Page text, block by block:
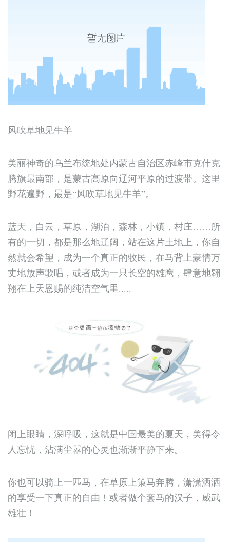
风吹草地见牛羊
美丽神奇的乌兰布统地处内蒙古自治区赤峰市克什克
腾旗最南部，是蒙古高原向辽河平原的过渡带。这里
野花遍野，最是“风吹草地见牛羊”。
蓝天，白云，草原，湖泊，森林，小镇，村庄……所
有的一切，都是那么地辽阔，站在这片土地上，你自
然就会希望，成为一个真正的牧民，在马背上豪情万
丈地放声歌唱，或者成为一只长空的雄鹰，肆意地翱
翔在上天恩赐的纯洁空气里.....
闭上眼睛，深呼吸，这就是中国最美的夏天，美得令
人忘忧，沾满尘嚣的心灵也渐渐平静下来。
你也可以骑上一匹马，在草原上策马奔腾，潇潇洒洒
的享受一下真正的自由！或者做个套马的汉子，威武
雄壮！